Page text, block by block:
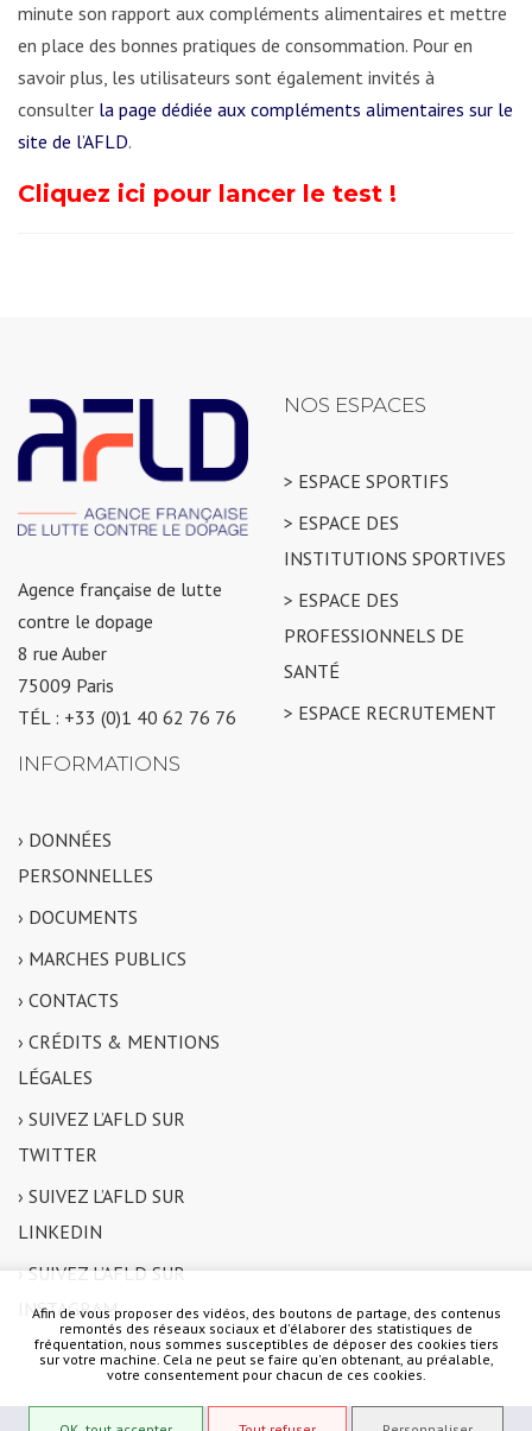
Afin de vous proposer des vidéos, des boutons de partage, des contenus
remontés des réseaux sociaux et d'élaborer des statistiques de
fréquentation, nous sommes susceptibles de déposer des cookies tiers
sur votre machine. Cela ne peut se faire qu'en obtenant, au préalable,
votre consentement pour chacun de ces cookies.
minute son rapport aux compléments alimentaires et mettre
en place des bonnes pratiques de consommation. Pour en
savoir plus, les utilisateurs sont également invités à
consulter la page dédiée aux compléments alimentaires sur le
site de l’AFLD.
Cliquez ici pour lancer le test !
Agence française de lutte
contre le dopage
8 rue Auber
75009 Paris
TÉL : +33 (0)1 40 62 76 76
NOS ESPACES
> ESPACE SPORTIFS
> ESPACE DES
INSTITUTIONS SPORTIVES
> ESPACE DES
PROFESSIONNELS DE
SANTÉ
> ESPACE RECRUTEMENT
INFORMATIONS
› DONNÉES
PERSONNELLES
› DOCUMENTS
› MARCHES PUBLICS
› CONTACTS
› CRÉDITS & MENTIONS
LÉGALES
› SUIVEZ L’AFLD SUR
TWITTER
› SUIVEZ L’AFLD SUR
LINKEDIN
› SUIVEZ L’AFLD SUR
INSTAGRAM